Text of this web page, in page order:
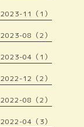
2023-11（1）
2023-08（2）
2023-04（1）
2022-12（2）
2022-08（2）
2022-04（3）